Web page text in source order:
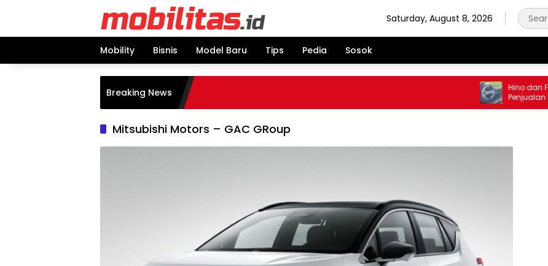
Saturday, August 8, 2026
Mobility Bisnis Model Baru Tips Pedia Sosok
Breaking News
Hino dan Fuso
Penjualan di
Juli 2026
Mitsubishi Motors – GAC GRoup